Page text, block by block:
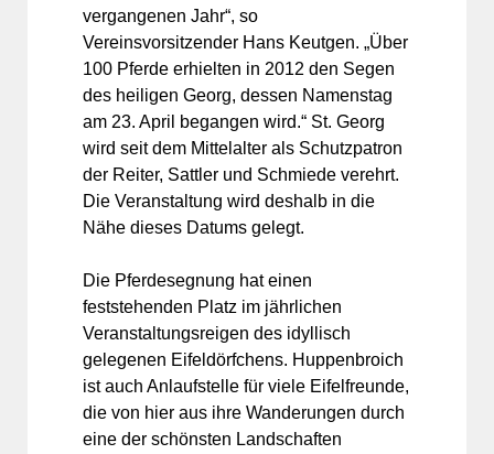
vergangenen Jahr“, so
Vereinsvorsitzender Hans Keutgen. „Über
100 Pferde erhielten in 2012 den Segen
des heiligen Georg, dessen Namenstag
am 23. April begangen wird.“ St. Georg
wird seit dem Mittelalter als Schutzpatron
der Reiter, Sattler und Schmiede verehrt.
Die Veranstaltung wird deshalb in die
Nähe dieses Datums gelegt.
Die Pferdesegnung hat einen
feststehenden Platz im jährlichen
Veranstaltungsreigen des idyllisch
gelegenen Eifeldörfchens. Huppenbroich
ist auch Anlaufstelle für viele Eifelfreunde,
die von hier aus ihre Wanderungen durch
eine der schönsten Landschaften